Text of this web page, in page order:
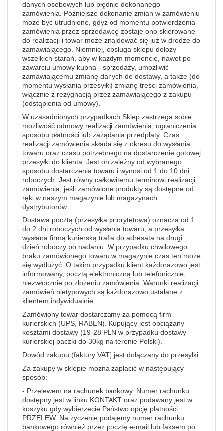
danych osobowych lub błędnie dokonanego
zamówienia. Późniejsze dokonanie zmian w zamówieniu
może być utrudnione, gdyż od momentu potwierdzenia
zamówienia przez sprzedawcę zostaje ono skierowane
do realizacji i towar może znajdować się już w drodze do
zamawiającego. Niemniej, obsługa sklepu dołoży
wszelkich starań, aby w każdym momencie, nawet po
zawarciu umowy kupna - sprzedaży, umożliwić
zamawiającemu zmianę danych do dostawy, a także (do
momentu wysłania przesyłki) zmianę treści zamówienia,
włącznie z rezygnacją przez zamawiającego z zakupu
(odstąpienia od umowy).
W uzasadnionych przypadkach Sklep zastrzega sobie
możliwość odmowy realizacji zamówienia, ograniczenia
sposobu płatności lub zażądania przedpłaty. Czas
realizacji zamówienia składa się z okresu do wysłania
towaru oraz czasu potrzebnego na dostarczenie gotowej
przesyłki do klienta. Jest on zależny od wybranego
sposobu dostarczenia towaru i wynosi od 1 do 10 dni
roboczych. Jest równy całkowitemu terminowi realizacji
zamówienia, jeśli zamówione produkty są dostępne od
ręki w naszym magazynie lub magazynach
dystrybutorów.
Dostawa pocztą (przesyłka priorytetowa) oznacza od 1
do 2 dni roboczych od wysłania towaru, a przesyłka
wysłana firmą kurierską trafia do adresata na drugi
dzień roboczy po nadaniu. W przypadku chwilowego
braku zamówionego towaru w magazynie czas ten może
się wydłużyć. O takim przypadku klient każdorazowo jest
informowany, pocztą elektroniczną lub telefonicznie,
niezwłocznie po złożeniu zamówienia. Warunki realizacji
zamówień nietypowych są każdorazowo ustalane z
klientem indywidualnie.
Zamówiony towar dostarczamy za pomocą firm
kurierskich (UPS, RABEN). Kupujący jest obciążany
kosztami dostawy (19-28 PLN w przypadku dostawy
kurierskiej paczki do 30kg na terenie Polski).
Dowód zakupu (faktury VAT) jest dołączany do przesyłki.
Za zakupy w sklepie można zapłacić w następujący
sposób:
- Przelewem na rachunek bankowy. Numer rachunku
dostępny jest w linku KONTAKT oraz podawany jest w
koszyku gdy wybierzecie Państwo opcję płatności
PRZELEW. Na życzenie podajemy numer rachunku
bankowego również przez pocztę e-mail lub faksem po